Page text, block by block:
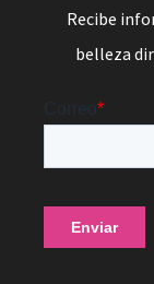
Recibe
belleza